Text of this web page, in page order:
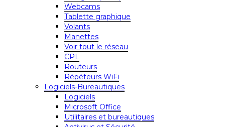
Webcams
Tablette graphique
Volants
Manettes
Voir tout le réseau
CPL
Routeurs
Répéteurs WiFi
Logiciels-Bureautiques
Logiciels
Microsoft Office
Utilitaires et bureautiques